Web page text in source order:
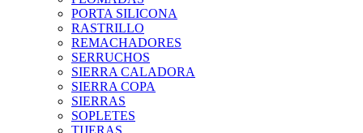
PORTA SILICONA
RASTRILLO
REMACHADORES
SERRUCHOS
SIERRA CALADORA
SIERRA COPA
SIERRAS
SOPLETES